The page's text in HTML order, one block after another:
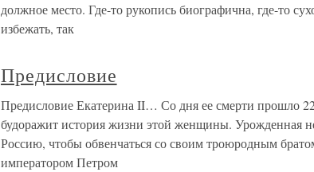
должное место. Где-то рукопись биографична, где-то
избежать, так
Предисловие
Предисловие Екатерина II… Со дня ее смерти прошло
будоражит история жизни этой женщины. Урожденная
Россию, чтобы обвенчаться со своим троюродным
императором Петром